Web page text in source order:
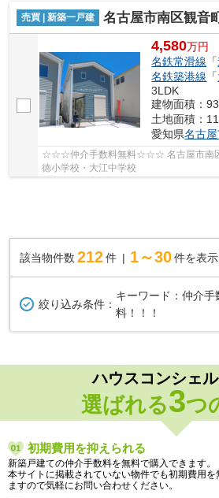
売買 | 新築一戸建 名古屋市南区観音町５丁目106『仲
4,580万円
名鉄常滑線 「
名鉄築港線 「
3LDK
建物面積：
土地面積：
愛知県名古
☆☆☆仲介手数料無料☆☆☆ 名古屋市南区
徳小学校・大江中学校
該当物件数 212件 1～30 件を表示
絞り込み条件：
キーワード：仲介手
料！！！
ハウスコンシェ
選ばれる3つ
初期費用を抑えられる
新築戸建ての仲介手数料を無料で購入できます。
本サイトに掲載されていない物件でも初期費用
ますので気軽にお問い合わせください。